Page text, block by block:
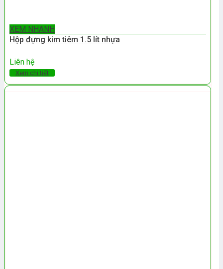
XEM NHANH
Hộp đựng kim tiêm 1.5 lít nhựa
Liên hệ
Xem chi tiết